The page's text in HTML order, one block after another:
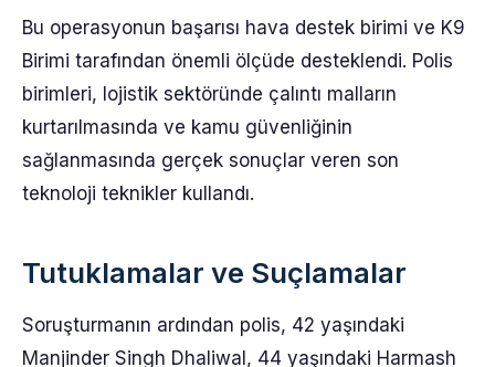
Bu operasyonun başarısı hava destek birimi ve K9
Birimi tarafından önemli ölçüde desteklendi. Polis
birimleri, lojistik sektöründe çalıntı malların
kurtarılmasında ve kamu güvenliğinin
sağlanmasında gerçek sonuçlar veren son
teknoloji teknikler kullandı.
Tutuklamalar ve Suçlamalar
Soruşturmanın ardından polis, 42 yaşındaki
Manjinder Singh Dhaliwal, 44 yaşındaki Harmash